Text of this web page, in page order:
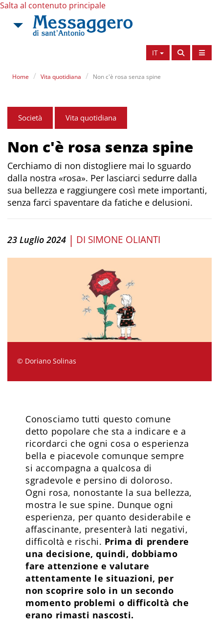
Salta al contenuto principale
IT
Home Vita quotidiana Non c'è rosa senza spine
Società Vita quotidiana
Non c'è rosa senza spine
Cerchiamo di non distogliere mai lo sguardo
dalla nostra «rosa». Per lasciarci sedurre dalla
sua bellezza e raggiungere così mete importanti,
senza farci spaventare da fatiche e delusioni.
23 Luglio 2024 | DI SIMONE OLIANTI
© Doriano Solinas
Conosciamo tutti questo comune
detto popolare che sta a indicare e a
ricordarci che ogni cosa o esperienza
bella e piacevole comunque sempre
si accompagna a qualcosa di
sgradevole e persino di doloroso.
Ogni rosa, nonostante la sua bellezza,
mostra le sue spine. Dunque ogni
esperienza, per quanto desiderabile e
affascinante, presenterà lati negativi,
difficoltà e rischi. Prima di prendere
una decisione, quindi, dobbiamo
fare attenzione e valutare
attentamente le situazioni, per
non scoprire solo in un secondo
momento problemi o difficoltà che
erano rimasti nascosti.